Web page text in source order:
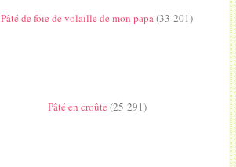
Pâté de foie de volaille de mon papa(33 201)
Pâté en croûte(25 291)